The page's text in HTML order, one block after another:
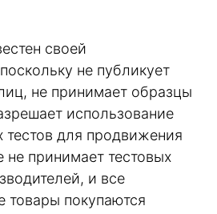
своей
не публикует
не принимает образцы
использование
тестов для продвижения
не принимает тестовых
и все
товары покупаются